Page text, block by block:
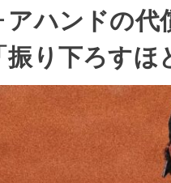
アハンドの
振り下ろすほ